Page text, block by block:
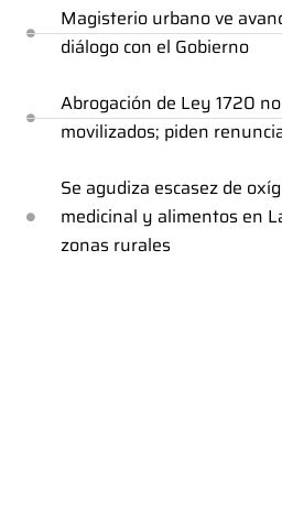
Magisterio urbano ve
diálogo con el Gobierno
Abrogación de Ley 1720
movilizados; piden
Se agudiza escasez de
medicinal y alimentos en
zonas rurales